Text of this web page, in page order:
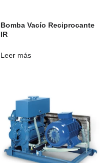
Bomba Vacío Reciprocante
IR
Leer más